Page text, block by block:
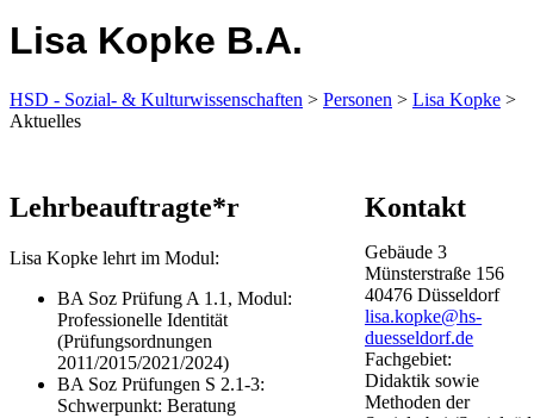
Lisa Kopke B.A.
HSD - Sozial- & Kulturwissenschaften > Personen > Lisa Kopke >
Aktuelles
​​​​Lehrbeauftragte*r​​
Lisa Kopke lehrt im Modul:
BA Soz Prüfung A 1.1, Modul:
Professionelle Identität
(Prüfungsordnungen
2011/2015/2021/2024)
BA Soz Prüfungen S 2.1-3:
Schwerpunkt: Beratung
Kontakt
Gebäude3
Münsterstraße 156
40476Düsseldorf
lisa.kopke@hs-
duesseldorf.de
Fachgebiet:
Didaktik sowie
Methoden der